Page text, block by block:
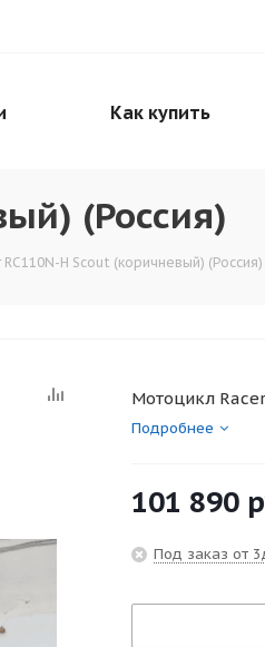
Как купить
(Россия)
H Scout (коричневый) (Россия)
Мотоцикл
Подробнее
101 890
Под заказ от